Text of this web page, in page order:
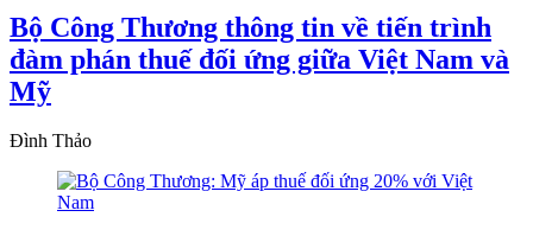
Bộ Công Thương thông tin về tiến trình
đàm phán thuế đối ứng giữa Việt Nam và
Mỹ
Đình Thảo